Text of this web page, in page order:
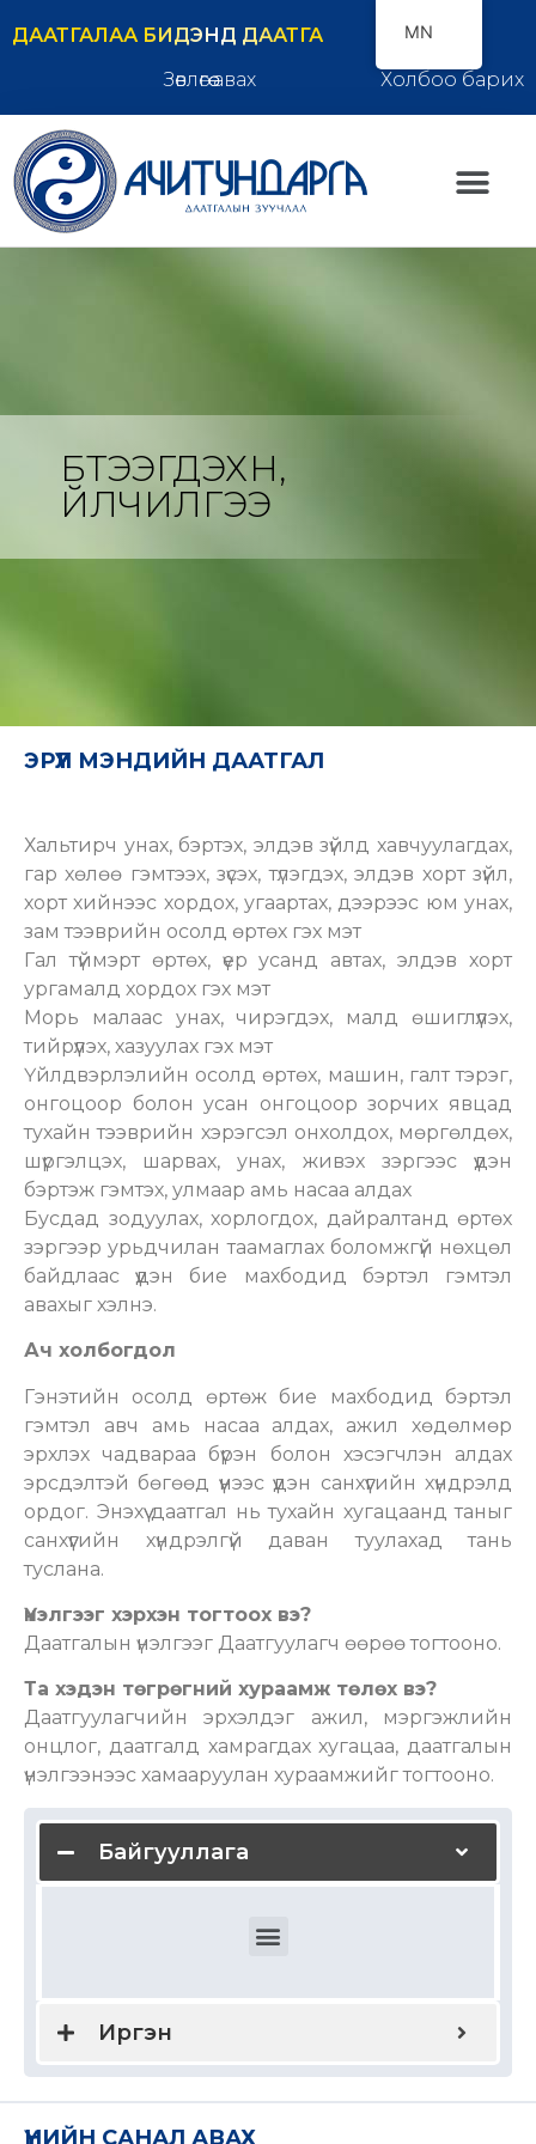
ДААТГАЛАА БИДЭНД ДААТГА
Зөвлөгөө авах
Холбоо барих
БҮТЭЭГДЭХҮҮН,
ҮЙЛЧИЛГЭЭ
Байгууллага
Иргэн
ЭРҮҮЛ МЭНДИЙН ДААТГАЛ
Хальтирч унах, бэртэх, элдэв зүйлд хавчуулагдах,
гар хөлөө гэмтээх, зүсэх, түлэгдэх, элдэв хорт зүйл,
хорт хийнээс хордох, угаартах, дээрээс юм унах,
зам тээврийн осолд өртөх гэх мэт
Гал түймэрт өртөх, үер усанд автах, элдэв хорт
ургамалд хордох гэх мэт
Морь малаас унах, чирэгдэх, малд өшиглүүлэх,
тийрүүлэх, хазуулах гэх мэт
Үйлдвэрлэлийн осолд өртөх, машин, галт тэрэг,
онгоцоор болон усан онгоцоор зорчих явцад
тухайн тээврийн хэрэгсэл онхолдох, мөргөлдөх,
шүргэлцэх, шарвах, унах, живэх зэргээс үүдэн
бэртэж гэмтэх, улмаар амь насаа алдах
Бусдад зодуулах, хорлогдох, дайралтанд өртөх
зэргээр урьдчилан таамаглах боломжгүй нөхцөл
байдлаас үүдэн бие махбодид бэртэл гэмтэл
авахыг хэлнэ.
Ач холбогдол
Гэнэтийн осолд өртөж бие махбодид бэртэл
гэмтэл авч амь насаа алдах, ажил хөдөлмөр
эрхлэх чадвараа бүрэн болон хэсэгчлэн алдах
эрсдэлтэй бөгөөд үүнээс үүдэн санхүүгийн хүндрэлд
ордог. Энэхүү даатгал нь тухайн хугацаанд таныг
санхүүгийн хүндрэлгүй даван туулахад тань
туслана.
Үнэлгээг хэрхэн тогтоох вэ?
Даатгалын үнэлгээг Даатгуулагч өөрөө тогтооно.
Та хэдэн төгрөгний хураамж төлөх вэ?
Даатгуулагчийн эрхэлдэг ажил, мэргэжлийн
онцлог, даатгалд хамрагдах хугацаа, даатгалын
үнэлгээнээс хамааруулан хураамжийг тогтооно.
ҮНИЙН САНАЛ АВАХ
MN